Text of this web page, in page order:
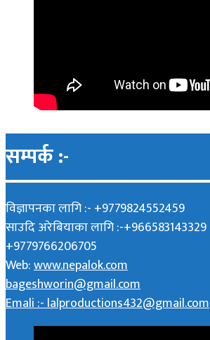
सम्पर्क :-
विज्ञापनका लागि :- +9779824552459
साउदि अरेबियाका लागि :-+966583143329
+9779766206705
Web:www.nepalok.com
bageshworin@gmail.com
Emali :- lalproductions432@gmail.com